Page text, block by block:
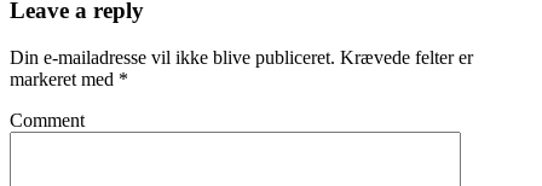
Leave a reply
Din e-mailadresse vil ikke blive publiceret. Krævede felter er
markeret med *
Comment